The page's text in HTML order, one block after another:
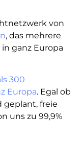
von
, das mehrere
ganz Europa
300
Europa. Egal ob
geplant, freie
uns zu 99,9%